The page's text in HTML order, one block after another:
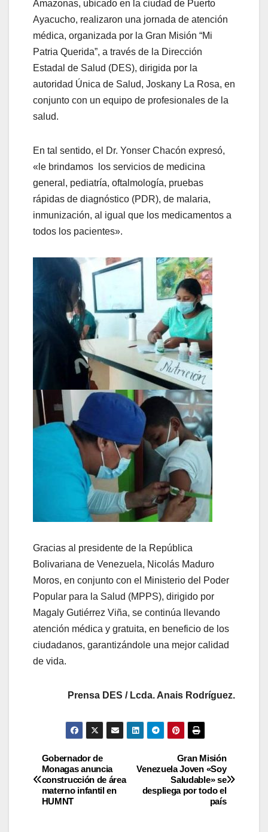
Amazonas, ubicado en la ciudad de Puerto
Ayacucho, realizaron una jornada de atención
médica, organizada por la Gran Misión “Mi
Patria Querida”, a través de la Dirección
Estadal de Salud (DES), dirigida por la
autoridad Única de Salud, Joskany La Rosa, en
conjunto con un equipo de profesionales de la
salud.
En tal sentido, el Dr. Yonser Chacón expresó,
«le brindamos los servicios de medicina
general, pediatría, oftalmología, pruebas
rápidas de diagnóstico (PDR), de malaria,
inmunización, al igual que los medicamentos a
todos los pacientes».
Gracias al presidente de la República
Bolivariana de Venezuela, Nicolás Maduro
Moros, en conjunto con el Ministerio del Poder
Popular para la Salud (MPPS), dirigido por
Magaly Gutiérrez Viña, se continúa llevando
atención médica y gratuita, en beneficio de los
ciudadanos, garantizándole una mejor calidad
de vida.
Prensa DES / Lcda. Anais Rodríguez.
Gran Misión
Venezuela Joven «Soy
Saludable» se
despliega por todo el
país
Gobernador de
Monagas anuncia
construcción de área
materno infantil en
HUMNT